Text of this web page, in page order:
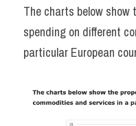
IELTS Advice
Đề thi thật Task 2
Speaking
The charts below show
spending on different
particular European